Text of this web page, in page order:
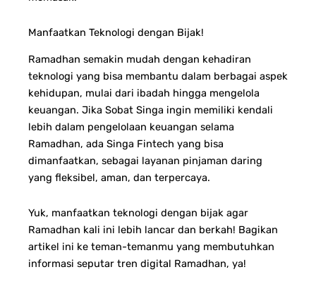
Manfaatkan Teknologi dengan Bijak!
Ramadhan semakin mudah dengan kehadiran
teknologi yang bisa membantu dalam berbagai aspek
kehidupan, mulai dari ibadah hingga mengelola
keuangan. Jika Sobat Singa ingin memiliki kendali
lebih dalam pengelolaan keuangan selama
Ramadhan, ada Singa Fintech yang bisa
dimanfaatkan, sebagai layanan pinjaman daring
yang fleksibel, aman, dan terpercaya.
Yuk, manfaatkan teknologi dengan bijak agar
Ramadhan kali ini lebih lancar dan berkah! Bagikan
artikel ini ke teman-temanmu yang membutuhkan
informasi seputar tren digital Ramadhan, ya!